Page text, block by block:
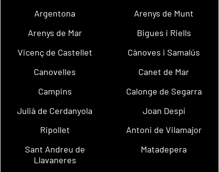
Argentona
Arenys de Munt
Arenys de Mar
Bigues i Riells
Vicenç de Castellet
Cànoves i Samalús
Canovelles
Canet de Mar
Campins
Calonge de Segarra
Julià de Cerdanyola
Joan Despí
Ripollet
Antoni de Vilamajor
Sant Andreu de
Llavaneres
Matadepera